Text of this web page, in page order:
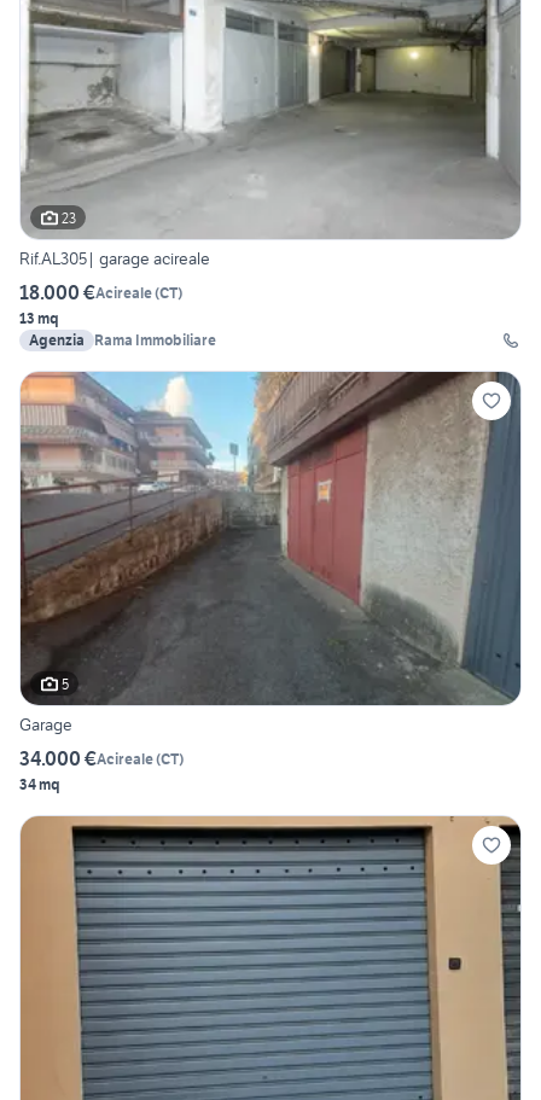
23
Rif.AL305| garage acireale
18.000 €Acireale(CT)
13 mq
Agenzia
Rama Immobiliare
5
Garage
34.000 €Acireale(CT)
34 mq